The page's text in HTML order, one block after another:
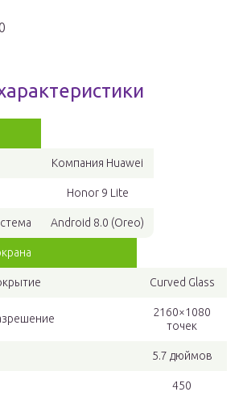
Компания Huawei
Honor 9 Lite
Android 8.0 (Oreo)
Curved Glass
2160×1080
точек
5.7 дюймов
450